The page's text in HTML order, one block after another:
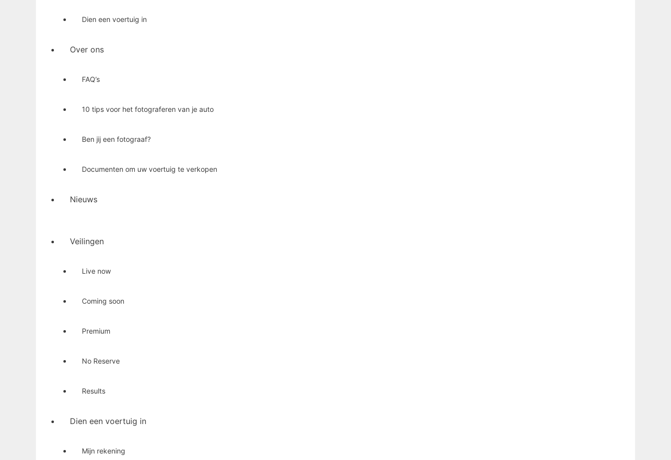
Dien een voertuig in
Over ons
FAQ’s
10 tips voor het fotograferen van je auto
Ben jij een fotograaf?
Documenten om uw voertuig te verkopen
Nieuws
Veilingen
Live now
Coming soon
Premium
No Reserve
Results
Dien een voertuig in
Mijn rekening